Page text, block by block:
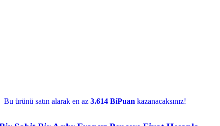
Bu ürünü satın alarak en az 3.614 BiPuan kazanacaksınız!